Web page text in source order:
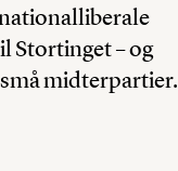
Stortinget – og
midterpartier.